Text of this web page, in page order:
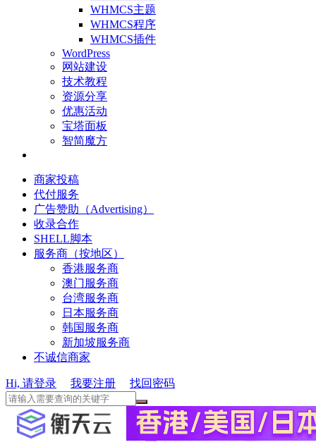
WHMCS主题
WHMCS程序
WHMCS插件
WordPress
网站建设
技术教程
资源分享
优惠活动
宝塔面板
智简魔方
商家投稿
代付服务
广告赞助（Advertising）
收录合作
SHELL脚本
服务商（按地区）
香港服务商
澳门服务商
台湾服务商
日本服务商
韩国服务商
新加坡服务商
不诚信商家
Hi, 请登录 我要注册 找回密码